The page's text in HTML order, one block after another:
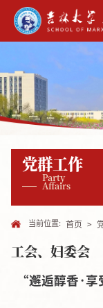
党群工作
Party
Affairs
当前位置: 首页 >
工会、妇委会
“邂逅醇香·